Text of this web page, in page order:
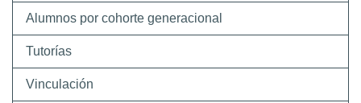
Alumnos por cohorte generacional
Tutorías
Vinculación